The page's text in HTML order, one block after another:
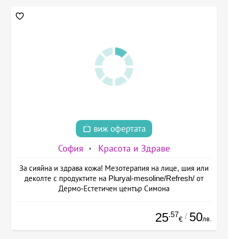
виж офертата
София Красота и Здраве
За сияйна и здрава кожа! Мезотерапия на лице, шия или
деколте с продуктите на Pluryal-mesoline/Refresh/ от
Дермо-Естетичен център Симона
25.57
€ / 50лв.